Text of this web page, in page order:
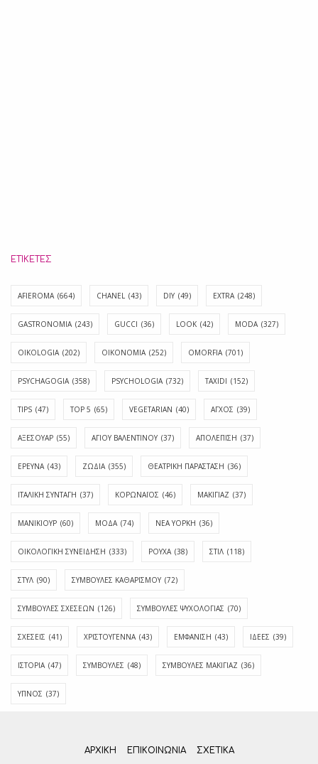
ΕΤΙΚΈΤΕΣ
AFIEROMA (664) CHANEL (43) DIY (49) EXTRA (248)
GASTRONOMIA (243) GUCCI (36) LOOK (42) MODA (327)
OIKOLOGIA (202) OIKONOMIA (252) OMORFIA (701)
PSYCHAGOGIA (358) PSYCHOLOGIA (732) TAXIDI (152)
TIPS (47) TOP 5 (65) VEGETARIAN (40) ΑΓΧΟΣ (39)
ΑΞΕΣΟΥΑΡ (55) ΑΓΊΟΥ ΒΑΛΕΝΤΊΝΟΥ (37) ΑΠΟΛΈΠΙΣΗ (37)
ΕΡΕΥΝΑ (43) ΖΩΔΙΑ (355) ΘΕΑΤΡΙΚΗ ΠΑΡΑΣΤΑΣΗ (36)
ΙΤΑΛΙΚΗ ΣΥΝΤΑΓΗ (37) ΚΟΡΩΝΑΪΟΣ (46) ΜΑΚΙΓΙΑΖ (37)
ΜΑΝΙΚΙΟΥΡ (60) ΜΟΔΑ (74) ΝΕΑ ΥΟΡΚΗ (36)
ΟΙΚΟΛΟΓΙΚΗ ΣΥΝΕΙΔΗΣΗ (333) ΡΟΥΧΑ (38) ΣΤΙΛ (118)
ΣΤΥΛ (90) ΣΥΜΒΟΥΛΕΣ ΚΑΘΑΡΙΣΜΟΥ (72)
ΣΥΜΒΟΥΛΕΣ ΣΧΕΣΕΩΝ (126) ΣΥΜΒΟΥΛΕΣ ΨΥΧΟΛΟΓΙΑΣ (70)
ΣΧΕΣΕΙΣ (41) ΧΡΙΣΤΟΥΓΕΝΝΑ (43) ΕΜΦΆΝΙΣΗ (43) ΙΔΈΕΣ (39)
ΙΣΤΟΡΊΑ (47) ΣΥΜΒΟΥΛΈΣ (48) ΣΥΜΒΟΥΛΈΣ ΜΑΚΙΓΙΆΖ (36)
ΎΠΝΟΣ (37)
ΑΡΧΙΚΗ ΕΠΙΚΟΙΝΩΝΊΑ ΣΧΕΤΙΚΆ